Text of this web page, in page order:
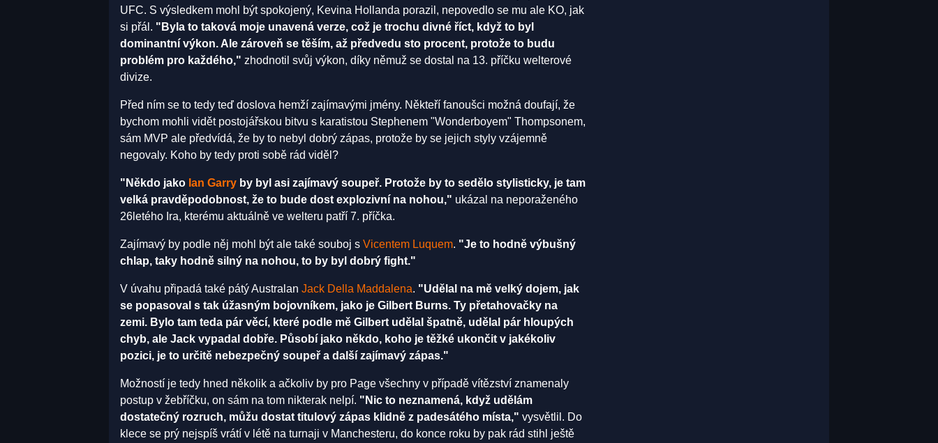
UFC. S výsledkem mohl být spokojený, Kevina Hollanda porazil, nepovedlo se mu ale KO, jak
si přál. "Byla to taková moje unavená verze, což je trochu divné říct, když to byl
dominantní výkon. Ale zároveň se těším, až předvedu sto procent, protože to budu
problém pro každého," zhodnotil svůj výkon, díky němuž se dostal na 13. příčku welterové
divize.
Před ním se to tedy teď doslova hemží zajímavými jmény. Někteří fanoušci možná doufají, že
bychom mohli vidět postojářskou bitvu s karatistou Stephenem "Wonderboyem" Thompsonem,
sám MVP ale předvídá, že by to nebyl dobrý zápas, protože by se jejich styly vzájemně
negovaly. Koho by tedy proti sobě rád viděl?
"Někdo jako Ian Garry by byl asi zajímavý soupeř. Protože by to sedělo stylisticky, je tam
velká pravděpodobnost, že to bude dost explozivní na nohou," ukázal na neporaženého
26letého Ira, kterému aktuálně ve welteru patří 7. příčka.
Zajímavý by podle něj mohl být ale také souboj s Vicentem Luquem. "Je to hodně výbušný
chlap, taky hodně silný na nohou, to by byl dobrý fight."
V úvahu připadá také pátý Australan Jack Della Maddalena. "Udělal na mě velký dojem, jak
se popasoval s tak úžasným bojovníkem, jako je Gilbert Burns. Ty přetahovačky na
zemi. Bylo tam teda pár věcí, které podle mě Gilbert udělal špatně, udělal pár hloupých
chyb, ale Jack vypadal dobře. Působí jako někdo, koho je těžké ukončit v jakékoliv
pozici, je to určitě nebezpečný soupeř a další zajímavý zápas."
Možností je tedy hned několik a ačkoliv by pro Page všechny v případě vítězství znamenaly
postup v žebříčku, on sám na tom nikterak nelpí. "Nic to neznamená, když udělám
dostatečný rozruch, můžu dostat titulový zápas klidně z padesátého místa," vysvětlil. Do
klece se prý nejspíš vrátí v létě na turnaji v Manchesteru, do konce roku by pak rád stihl ještě